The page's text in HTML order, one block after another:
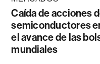
Caída de acciones
semiconductores
el avance de las
mundiales